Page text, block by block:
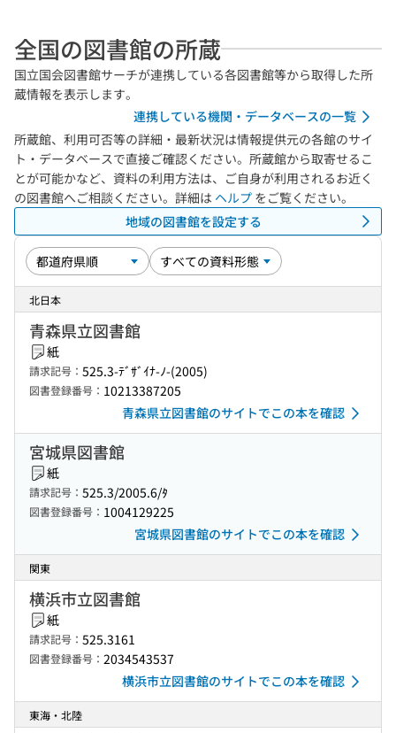
全国の図書館の所蔵
国立国会図書館サーチが連携している各図書館等から取得した所
蔵情報を表示します。
連携している機関・データベースの一覧
所蔵館、利用可否等の詳細・最新状況は情報提供元の各館のサイ
ト・データベースで直接ご確認ください。所蔵館から取寄せるこ
とが可能かなど、資料の利用方法は、ご自身が利用されるお近く
の図書館へご相談ください。詳細は ヘルプ をご覧ください。
地域の図書館を設定する
北日本
青森県立図書館
紙
請求記号： 525.3-ﾃﾞｻﾞｲﾅ-ﾉ-(2005)
図書登録番号： 10213387205
青森県立図書館のサイトでこの本を確認
宮城県図書館
紙
請求記号： 525.3/2005.6/ﾀ
図書登録番号： 1004129225
宮城県図書館のサイトでこの本を確認
関東
横浜市立図書館
紙
請求記号： 525.3161
図書登録番号： 2034543537
横浜市立図書館のサイトでこの本を確認
東海・北陸